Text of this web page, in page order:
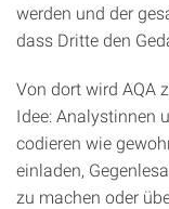
werden und der
dass Dritte den
Von dort wird AQA
Idee: Analystinnen
codieren wie
einladen,
zu machen oder